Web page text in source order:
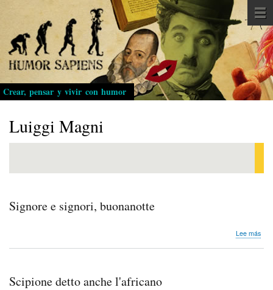
Pasar
al
contenido
principal
Crear, pensar y vivir con humor
Luiggi Magni
Signore e signori, buonanotte
Lee más
Scipione detto anche l'africano